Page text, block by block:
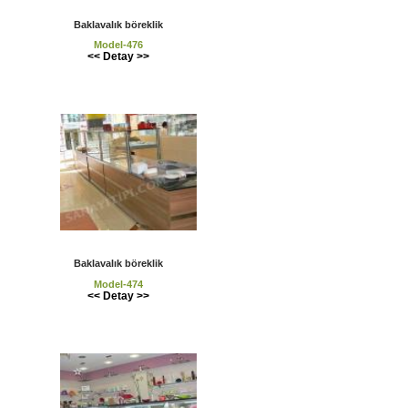
Baklavalık böreklik
Model-476
<< Detay >>
Baklavalık böreklik
Model-474
<< Detay >>